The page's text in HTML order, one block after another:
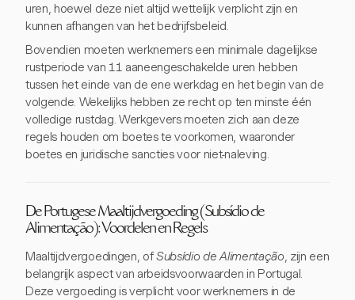
uren, hoewel deze niet altijd wettelijk verplicht zijn en
kunnen afhangen van het bedrijfsbeleid.
Bovendien moeten werknemers een minimale dagelijkse
rustperiode van 11 aaneengeschakelde uren hebben
tussen het einde van de ene werkdag en het begin van de
volgende. Wekelijks hebben ze recht op ten minste één
volledige rustdag. Werkgevers moeten zich aan deze
regels houden om boetes te voorkomen, waaronder
boetes en juridische sancties voor niet-naleving.
De Portugese Maaltijdvergoeding (Subsídio de
Alimentação): Voordelen en Regels
Maaltijdvergoedingen, ofSubsídio de Alimentação, zijn een
belangrijk aspect van arbeidsvoorwaarden in Portugal.
Deze vergoeding is verplicht voor werknemers in de